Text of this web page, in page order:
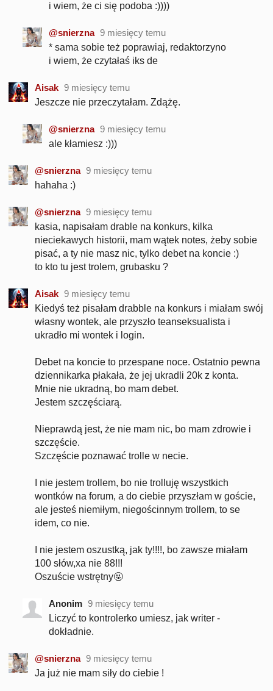
i wiem, że ci się podoba :))))
@snierzna 9 miesięcy temu
* sama sobie też poprawiaj, redaktorzyno
i wiem, że czytałaś iks de
Aisak 9 miesięcy temu
Jeszcze nie przeczytałam. Zdążę.
@snierzna 9 miesięcy temu
ale kłamiesz :)))
@snierzna 9 miesięcy temu
hahaha :)
@snierzna 9 miesięcy temu
kasia, napisałam drable na konkurs, kilka
nieciekawych historii, mam wątek notes, żeby sobie
pisać, a ty nie masz nic, tylko debet na koncie :)
to kto tu jest trolem, grubasku ?
Aisak 9 miesięcy temu
Kiedyś też pisałam drabble na konkurs i miałam swój
własny wontek, ale przyszło teanseksualista i
ukradło mi wontek i login.
Debet na koncie to przespane noce. Ostatnio pewna
dziennikarka płakała, że jej ukradli 20k z konta.
Mnie nie ukradną, bo mam debet.
Jestem szczęściarą.
Nieprawdą jest, że nie mam nic, bo mam zdrowie i
szczęście.
Szczęście poznawać trolle w necie.
I nie jestem trollem, bo nie trolluję wszystkich
wontków na forum, a do ciebie przyszłam w goście,
ale jesteś niemiłym, niegościnnym trollem, to se
idem, co nie.
I nie jestem oszustką, jak ty!!!!, bo zawsze miałam
100 słów,xa nie 88!!!
Oszuście wstrętny🤬
Anonim 9 miesięcy temu
Liczyć to kontrolerko umiesz, jak writer -
dokładnie.
@snierzna 9 miesięcy temu
Ja już nie mam siły do ciebie !